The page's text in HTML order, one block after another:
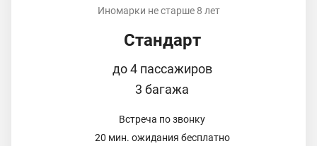
Иномарки не старше 8 лет
Стандарт
до 4 пассажиров
3 багажа
Встреча по звонку
20 мин. ожидания бесплатно